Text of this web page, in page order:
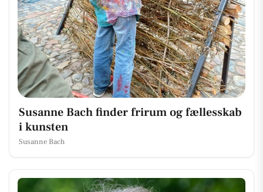
Susanne Bach finder frirum og fællesskab
i kunsten
Susanne Bach